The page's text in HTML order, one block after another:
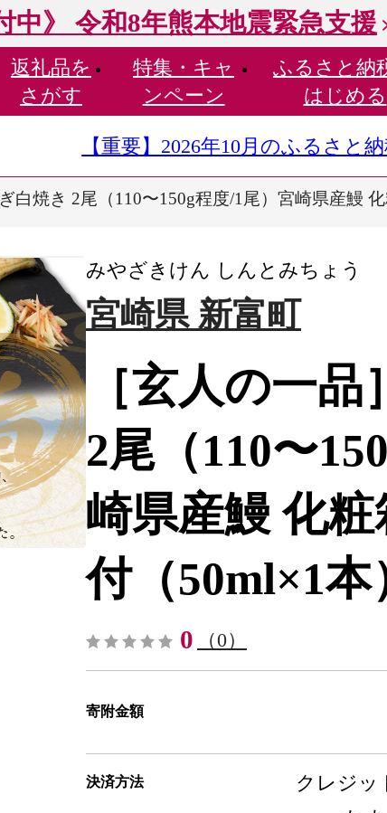
中》 令和8年熊本地震緊急支援
返礼品を
さがす
特集・ キャ
ンペーン
ふるさと納
はじめる
【重要】2026年10月のふるさと
白焼き 2尾（110〜150g程度/1尾）宮崎県産鰻
みやざきけん しんとみちょう
宮崎県 新富町
［玄人の一
2尾（110〜
崎県産鰻 化
付（50ml×1
0 （0）
寄附金額
決済方法
クレジッ